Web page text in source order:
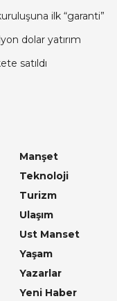
ilk “garanti”
dolar yatırım
satıldı
Manşet
Teknoloji
Turizm
Ulaşım
Ust Manset
Yaşam
Yazarlar
Yeni Haber